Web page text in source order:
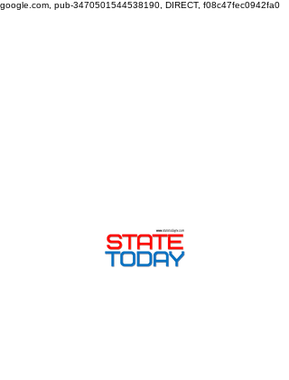
google.com, pub-3470501544538190, DIRECT, f08c47fec0942fa0